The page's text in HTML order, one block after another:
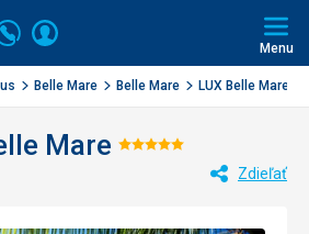
Volajte
+421
2
3221
Prihlásiť
Menu
Belle Mare Belle Mare LUX Belle Mare
Mare Hodnotenie:
Zdieľať